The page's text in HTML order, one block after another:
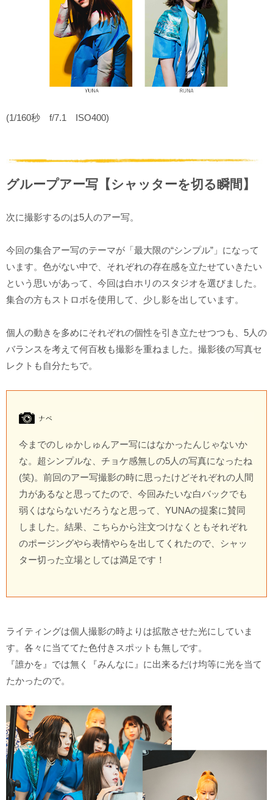
(1/160秒 f/7.1 ISO400)
グループアー写【シャッターを切る瞬間】
次に撮影するのは5人のアー写。
今回の集合アー写のテーマが「最大限の“シンプル”」になって
います。色がない中で、それぞれの存在感を立たせていきたい
という思いがあって、今回は白ホリのスタジオを選びました。
集合の方もストロボを使用して、少し影を出しています。
個人の動きを多めにそれぞれの個性を引き立たせつつも、5人の
バランスを考えて何百枚も撮影を重ねました。撮影後の写真セ
レクトも自分たちで。
今までのしゅかしゅんアー写にはなかったんじゃないか
な。超シンプルな、チョケ感無しの5人の写真になったね
(笑)。前回のアー写撮影の時に思ったけどそれぞれの人間
力があるなと思ってたので、今回みたいな白バックでも
弱くはならないだろうなと思って、YUNAの提案に賛同
しました。結果、こちらから注文つけなくともそれぞれ
のポージングやら表情やらを出してくれたので、シャッ
ター切った立場としては満足です！
ライティングは個人撮影の時よりは拡散させた光にしていま
す。各々に当ててた色付きスポットも無しです。
『誰かを』では無く『みんなに』に出来るだけ均等に光を当て
たかったので。